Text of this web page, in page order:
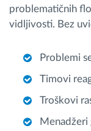
problematičnih
vidljivosti. Bez
Problemi
Timovi
Troškovi